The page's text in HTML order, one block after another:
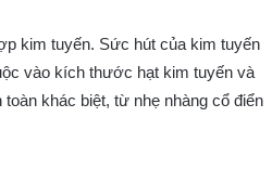
kim tuyến. Sức hút của kim tuyến
vào kích thước hạt kim tuyến và
khác biệt, từ nhẹ nhàng cổ điển